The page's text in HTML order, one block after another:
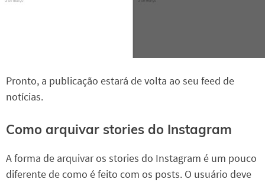
Pronto, a publicação estará de volta ao seu feed de
notícias.
Como arquivar stories do Instagram
A forma de arquivar os stories do Instagram é um pouco
diferente de como é feito com os posts. O usuário deve